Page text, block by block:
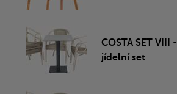
COSTA SET VIII -
jídelní set